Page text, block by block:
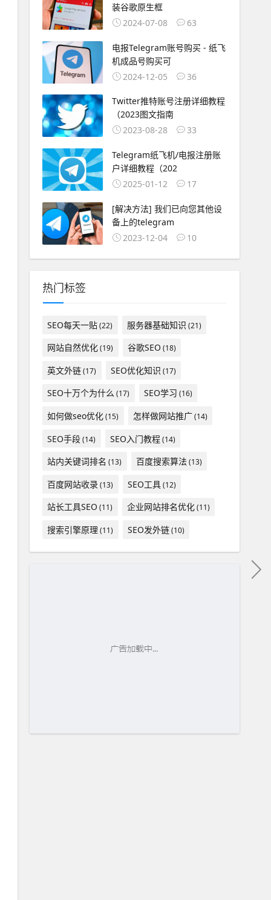
装谷歌原生框
2024-07-08
63
电报Telegram账号购买 - 纸飞
机成品号购买可
2024-12-05
36
Twitter推特账号注册详细教程
（2023图文指南
2023-08-28
33
Telegram纸飞机/电报注册账
户详细教程（202
2025-01-12
17
[解决方法] 我们已向您其他设
备上的telegram
2023-12-04
10
热门标签
SEO每天一贴(22) 服务器基础知识 (21)
网站自然优化(19) 谷歌SEO (18)
英文外链(17) SEO优化知识 (17)
SEO十万个为什么 (17) SEO学习 (16)
如何做seo优化(15) 怎样做网站推广(14)
SEO手段(14) SEO入门教程(14)
站内关键词排名 (13) 百度搜索算法(13)
百度网站收录(13) SEO工具(12)
站长工具SEO (11) 企业网站排名优化(11)
搜索引擎原理 (11) SEO发外链(10)